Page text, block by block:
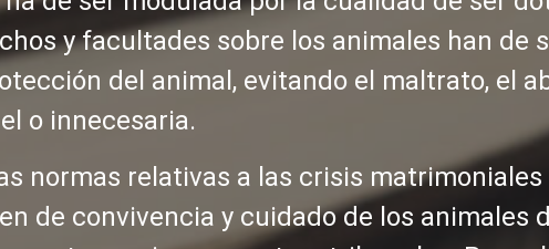
y facultades sobre los animales han de
del animal, evitando el maltrato, el
o innecesaria.
normas relativas a las crisis
de convivencia y cuidado de los animales